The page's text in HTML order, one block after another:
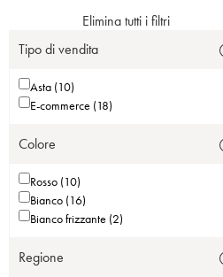
Elimina tutti i filtri
Tipo di vendita
Asta (10)
E-commerce (18)
Colore
Rosso (10)
Bianco (16)
Bianco frizzante (2)
Regione